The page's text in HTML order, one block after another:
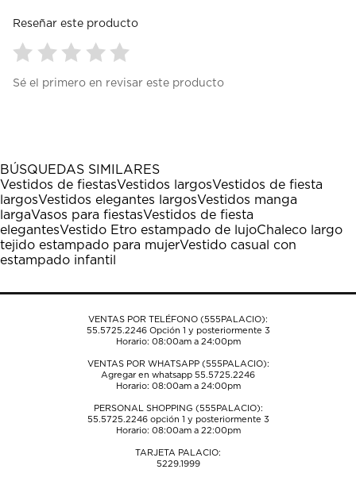
Reseñar este producto
para
1
estrella
Esta
acción
abrirá
el
formulario
de
para
estrellas.
Esta
acción
abrirá
el
formulario
de
para
estrellas.
Esta
acción
abrirá
el
formulario
de
para
estrellas.
Esta
acción
abrirá
el
formulario
de
para
estrellas.
Esta
acción
abrirá
el
formulario
de
Sé el primero en revisar este producto
BÚSQUEDAS SIMILARES
Vestidos de fiestasVestidos largosVestidos de fiesta
largosVestidos elegantes largosVestidos manga
largaVasos para fiestasVestidos de fiesta
elegantesVestido Etro estampado de lujoChaleco largo
tejido estampado para mujerVestido casual con
estampado infantil
VENTAS POR TELÉFONO (555PALACIO):
55.5725.2246Opción 1 y posteriormente 3
Horario: 08:00am a 24:00pm
VENTAS POR WHATSAPP (555PALACIO):
Agregar en whatsapp 55.5725.2246
Horario: 08:00am a 24:00pm
PERSONAL SHOPPING (555PALACIO):
55.5725.2246opción 1 y posteriormente 3
Horario: 08:00am a 22:00pm
TARJETA PALACIO:
5229.1999